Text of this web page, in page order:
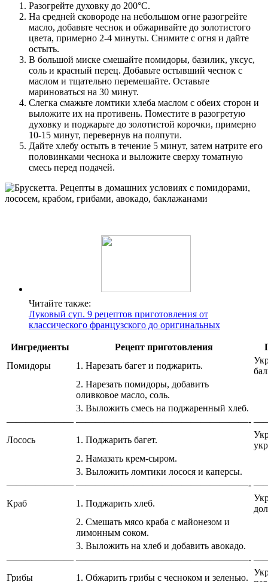
Разогрейте духовку до 200°С.
На средней сковороде на небольшом огне разогрейте
масло, добавьте чеснок и обжаривайте до золотистого
цвета, примерно 2-4 минуты. Снимите с огня и дайте
остыть.
В большой миске смешайте помидоры, базилик, уксус,
соль и красный перец. Добавьте остывший чеснок с
маслом и тщательно перемешайте. Оставьте
мариноваться на 30 минут.
Слегка смажьте ломтики хлеба маслом с обеих сторон и
выложите их на противень. Поместите в разогретую
духовку и поджарьте до золотистой корочки, примерно
10-15 минут, перевернув на полпути.
Дайте хлебу остыть в течение 5 минут, затем натрите его
половинками чеснока и выложите сверху томатную
смесь перед подачей.
Читайте также:
Луковый суп. 9 рецептов приготовления от
классического французского до оригинальных
Ингредиенты Рецепт приготовления
Помидоры
1. Нарезать багет и поджарить.
2. Нарезать помидоры, добавить
оливковое масло, соль.
3. Выложить смесь на поджаренный хлеб.
——————— ——————————————————-
Лосось
1. Поджарить багет.
2. Намазать крем-сыром.
3. Выложить ломтики лосося и каперсы.
——————— ——————————————————-
Краб
1. Поджарить хлеб.
2. Смешать мясо краба с майонезом и
лимонным соком.
3. Выложить на хлеб и добавить авокадо.
——————— ——————————————————-
Грибы
1. Обжарить грибы с чесноком и зеленью.